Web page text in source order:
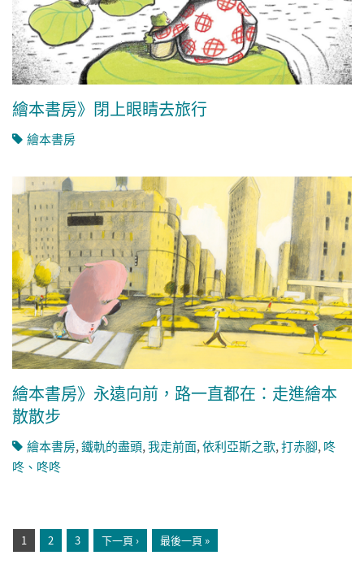
繪本書房》閉上眼睛去旅行
繪本書房
繪本書房》永遠向前，路一直都在：走進繪本
散散步
繪本書房,鐵軌的盡頭,我走前面,依利亞斯之歌,打赤腳, 咚
咚、咚咚
1 2 3 下一頁 › 最後一頁 »